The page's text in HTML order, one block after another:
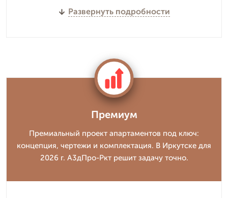
Развернуть подробности
Премиум
Премиальный проект апартаментов под ключ:
концепция, чертежи и комплектация. В Иркутске для
2026 г. А3дПро-Ркт решит задачу точно.